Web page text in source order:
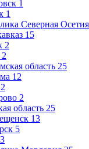
1
1
Северная
15
2
2
область 25
12
2
2
область 25
13
5
3